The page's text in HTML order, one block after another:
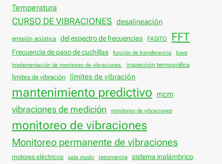
Temperatura
CURSO DE VIBRACIONES desalineación
emisión acústica del espectro de frecuencias FASITO FFT
Frecuencia de paso de cuchillas función de transferencia
Iowa
Implementación de monitoreo de vibraciones.
inspección termográfica
límites de vibración límites de vibración
mantenimiento predictivo mcm
vibraciones de medición monitoreo de vibraciones
monitoreo de vibraciones
Monitoreo permanente de vibraciones
motores eléctricos pata muslo resonancia sistema inalámbrico